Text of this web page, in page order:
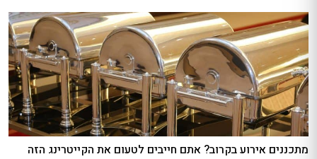
מתכננים אירוע בקרוב? אתם חייבים לטעום את הקייטרינג הזה